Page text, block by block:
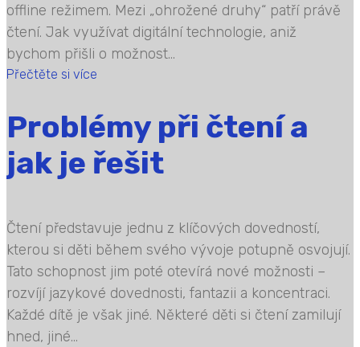
offline režimem. Mezi „ohrožené druhy“ patří právě
čtení. Jak využívat digitální technologie, aniž
bychom přišli o možnost...
Přečtěte si více
Problémy při čtení a
jak je řešit
Čtení představuje jednu z klíčových dovedností,
kterou si děti během svého vývoje potupně osvojují.
Tato schopnost jim poté otevírá nové možnosti –
rozvíjí jazykové dovednosti, fantazii a koncentraci.
Každé dítě je však jiné. Některé děti si čtení zamilují
hned, jiné...